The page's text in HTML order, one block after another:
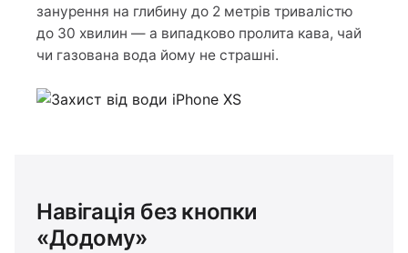
занурення на глибину до 2 метрів тривалістю
до 30 хвилин — а випадково пролита кава, чай
чи газована вода йому не страшні.
Навігація без кнопки
«Додому»